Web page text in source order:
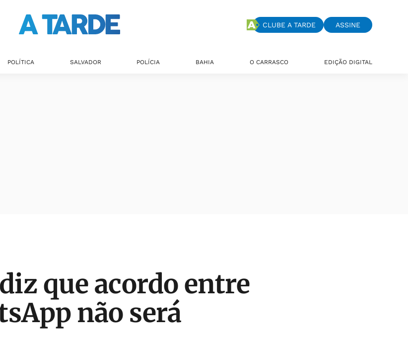
CLUBE A TARDE ASSINE
POLÍTICA SALVADOR POLÍCIA BAHIA O CARRASCO EDIÇÃO DIGITAL
que acordo entre
não será